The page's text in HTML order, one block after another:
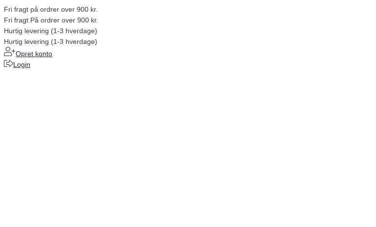
Fri fragt på ordrer over 900 kr.
Fri fragt På ordrer over 900 kr.
Hurtig levering (1-3 hverdage)
Hurtig levering (1-3 hverdage)
Opret konto
Login